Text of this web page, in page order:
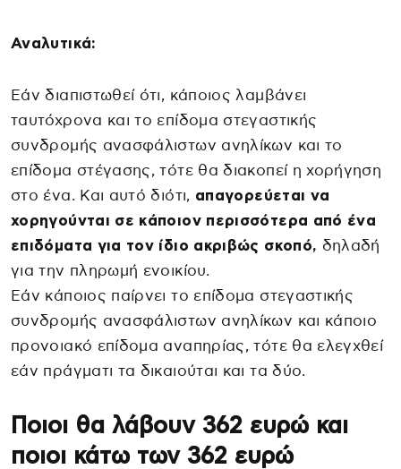
Αναλυτικά:
Εάν διαπιστωθεί ότι, κάποιος λαμβάνει
ταυτόχρονα και το επίδομα στεγαστικής
συνδρομής ανασφάλιστων ανηλίκων και το
επίδομα στέγασης, τότε θα διακοπεί η χορήγηση
στο ένα. Και αυτό διότι, απαγορεύεται να
χορηγούνται σε κάποιον περισσότερα από ένα
επιδόματα για τον ίδιο ακριβώς σκοπό, δηλαδή
για την πληρωμή ενοικίου.
Εάν κάποιος παίρνει το επίδομα στεγαστικής
συνδρομής ανασφάλιστων ανηλίκων και κάποιο
προνοιακό επίδομα αναπηρίας, τότε θα ελεγχθεί
εάν πράγματι τα δικαιούται και τα δύο.
Ποιοι θα λάβουν 362 ευρώ και
ποιοι κάτω των 362 ευρώ